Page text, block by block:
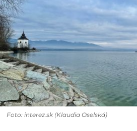
Foto: interez.sk (Klaudia Oselská)